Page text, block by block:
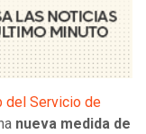
del Servicio de
nueva medida de